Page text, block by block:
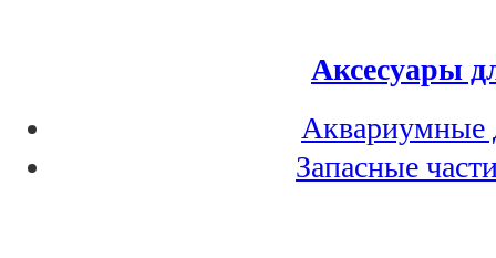
Аксесуары
Аквариумные
Запасные